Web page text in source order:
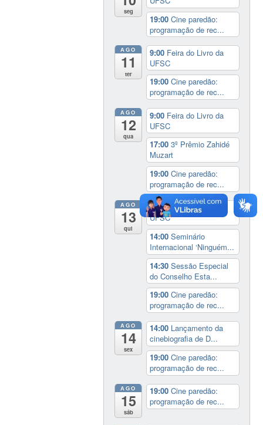
seg
19:00Cine paredão:
programação de rec...
AGO
11
ter
9:00 Feira do Livro da
UFSC
19:00Cine paredão:
programação de rec...
AGO
12
qua
9:00 Feira do Livro da
UFSC
17:003º Prêmio Zahidé
Muzart
19:00Cine paredão:
programação de rec...
AGO
13
qui
9:00Feira do Livro da
UFSC
14:00Seminário
Internacional ‘Ninguém...
14:30Sessão Especial
do Conselho Esta...
19:00Cine paredão:
programação de rec...
AGO
14
sex
14:00 Lançamento da
cinebiografia de D...
19:00Cine paredão:
programação de rec...
AGO
15
sáb
19:00Cine paredão:
programação de rec...